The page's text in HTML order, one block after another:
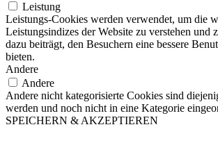
Leistung
Leistungs-Cookies werden verwendet, um die
Leistungsindizes der Website zu verstehen und
dazu beiträgt, den Besuchern eine bessere
bieten.
Andere
Andere
Andere nicht kategorisierte Cookies sind
werden und noch nicht in eine Kategorie
SPEICHERN & AKZEPTIEREN